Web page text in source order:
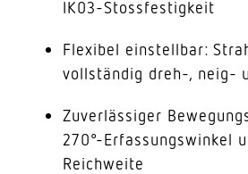
IK03-Stossfestigkeit
Flexibel einstellbar:
vollständig dreh-, neig-
Zuverlässiger
270°-Erfassungswinkel
Reichweite